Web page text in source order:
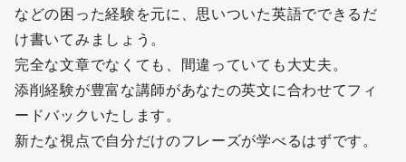
お問い合わせ
よくある質問
などの困った経験を元に、思いついた英語でできるだ
け書いてみましょう。
完全な文章でなくても、間違っていても大丈夫。
添削経験が豊富な講師があなたの英文に合わせてフィ
ードバックいたします。
新たな視点で自分だけのフレーズが学べるはずです。